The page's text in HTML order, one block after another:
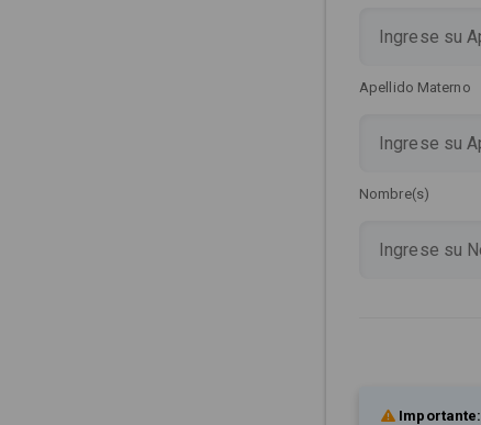
Apellido Materno
Nombre(s)
Importante: